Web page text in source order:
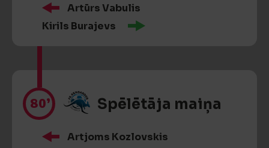
Artūrs Vabulis
Kirils Burajevs
80’ Spēlētāja maiņa
Artjoms Kozlovskis